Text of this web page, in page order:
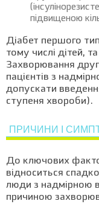
підвищеною
Діабет першого
тому числі дітей,
Захворювання
пацієнтів з
допускати
ступеня хвороби).
ПРИЧИНИ І
До ключових
відноситься
люди з надмірною
причиною